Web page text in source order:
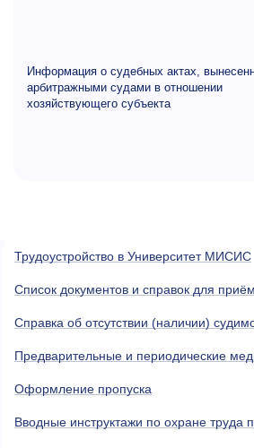
Информация о судебных актах,
арбитражными судами в отношении
хозяйствующего субъекта
Трудоустройство в Университет МИСИС
Список документов и справок для
Справка об отсутствии (наличии)
Предварительные и периодические
Оформление пропуска
Вводные инструктажи по охране труда